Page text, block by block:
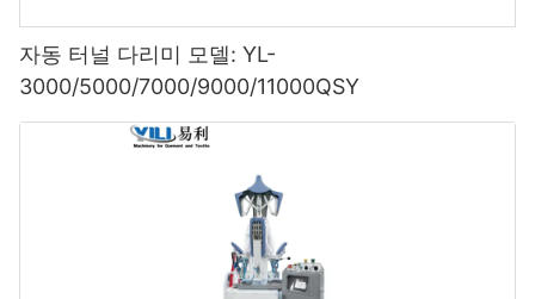
자동 터널 다리미 모델: YL-
3000/5000/7000/9000/11000QSY